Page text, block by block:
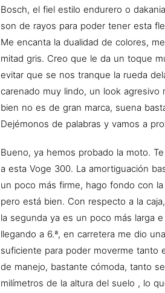
Bosch, el fiel estilo endurero o
son de rayos para poder tener esta
Me encanta la dualidad de colores,
mitad gris. Creo que le da un toque
evitar que se nos tranque la rueda
carenado muy lindo, un look
bien no es de gran marca, suena
Dejémonos de palabras y vamos a
Bueno, ya hemos probado la moto.
a esta Voge 300. La amortiguación
un poco más firme, hago fondo con
pero está bien. Con respecto a la
la segunda ya es un poco más larga
llegando a 6.ª, en carretera me dio
suficiente para poder moverme tanto
de manejo, bastante cómoda, tanto
milímetros de la altura del suelo , lo